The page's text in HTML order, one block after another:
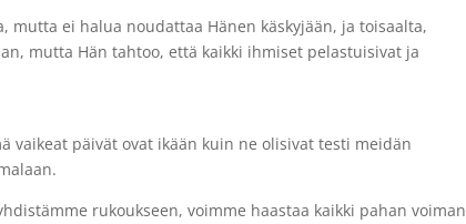
mutta ei halua noudattaa Hänen käskyjään, ja toisaalta,
mutta Hän tahtoo, että kaikki ihmiset pelastuisivat ja
vaikeat päivät ovat ikään kuin ne olisivat testi meidän
rukoukseen, voimme haastaa kaikki pahan voiman